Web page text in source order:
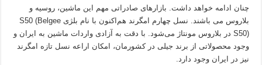
چنان ادامه خواهد داشت. بازارهای صادراتی مهم این ماشین، روسیه و
بلاروس می باشند. نسل چهارم امگرند هم‌اکنون با نام بلژی S50 (Belgee
S50) در بلاروس مونتاژ می‌شود. با دقت به آزادی واردات ماشین به ایران و
وجود محصولاتی از برند جیلی در کشورمان، امکان اراعه نسل تازه امگرند
نیز در ایران وجود دارد.